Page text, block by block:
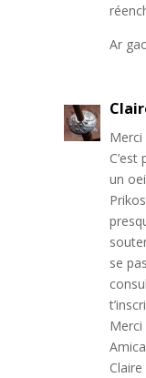
Ar
Merci
un
se
Claire